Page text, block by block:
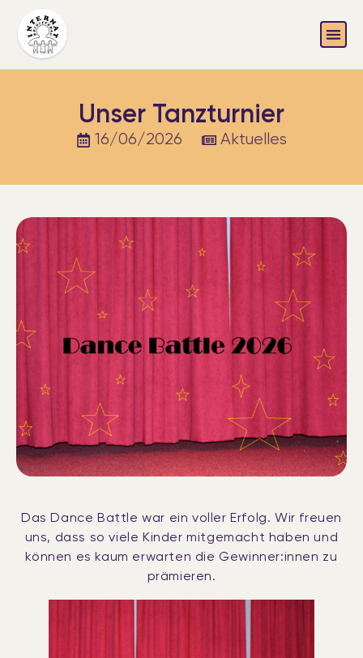
Unser Tanzturnier
16/06/2026 Aktuelles
Das Dance Battle war ein voller Erfolg. Wir freuen
uns, dass so viele Kinder mitgemacht haben und
können es kaum erwarten die Gewinner:innen zu
prämieren.